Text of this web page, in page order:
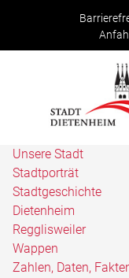
Unsere Stadt
Stadtporträt
Stadtgeschichte
Dietenheim
Regglisweiler
Wappen
Zahlen, Daten,